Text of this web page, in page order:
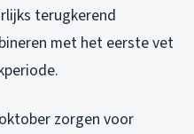
terugkerend
met het eerste vet
zorgen voor